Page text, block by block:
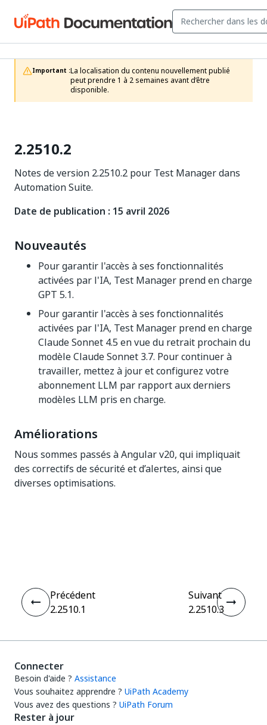
Important :La localisation du contenu nouvellement publié
peut prendre 1 à 2 semaines avant d’être
disponible.
2.2510.2
Notes de version 2.2510.2 pour Test Manager dans
Automation Suite.
Date de publication : 15 avril 2026
Nouveautés
Pour garantir l'accès à ses fonctionnalités
activées par l'IA, Test Manager prend en charge
GPT 5.1.
Pour garantir l'accès à ses fonctionnalités
activées par l'IA, Test Manager prend en charge
Claude Sonnet 4.5 en vue du retrait prochain du
modèle Claude Sonnet 3.7. Pour continuer à
travailler, mettez à jour et configurez votre
abonnement LLM par rapport aux derniers
modèles LLM pris en charge.
Améliorations
Nous sommes passés à Angular v20, qui impliquait
des correctifs de sécurité et d’alertes, ainsi que
diverses optimisations.
Précédent
2.2510.1
Suivant
2.2510.3
Connecter
Besoin d'aide ? Assistance
Vous souhaitez apprendre ? UiPath Academy
Vous avez des questions ? UiPath Forum
Rester à jour